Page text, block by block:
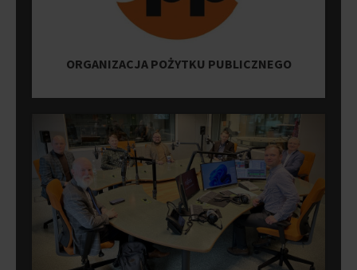
ORGANIZACJA POŻYTKU PUBLICZNEGO